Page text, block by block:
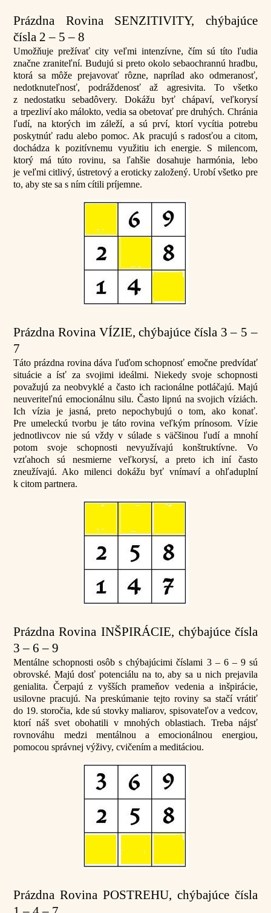
Prázdna Rovina SENZITIVITY, chýbajúce
čísla 2 – 5 – 8
Umožňuje prežívať city veľmi intenzívne, čím sú títo ľudia
značne zraniteľní. Budujú si preto okolo sebaochrannú hradbu,
ktorá sa môže prejavovať rôzne, naprílad ako odmeranosť,
nedotknuteľnosť, podráždenosť až agresivita. To všetko
z nedostatku sebadôvery. Dokážu byť chápaví, veľkorysí
a trpezliví ako málokto, vedia sa obetovať pre druhých. Chránia
ľudí, na ktorých im záleží, a sú prví, ktorí vycítia potrebu
poskytnúť radu alebo pomoc. Ak pracujú s radosťou a citom,
dochádza k pozitívnemu využitiu ich energie. S milencom,
ktorý má túto rovinu, sa ľahšie dosahuje harmónia, lebo
je veľmi citlivý, ústretový a eroticky založený. Urobí všetko pre
to, aby ste sa s ním cítili príjemne.
Prázdna Rovina VÍZIE, chýbajúce čísla 3 – 5 –
7
Táto prázdna rovina dáva ľuďom schopnosť emočne predvídať
situácie a ísť za svojimi ideálmi. Niekedy svoje schopnosti
považujú za neobvyklé a často ich racionálne potláčajú. Majú
neuveriteľnú emocionálnu silu. Často lipnú na svojich víziách.
Ich vízia je jasná, preto nepochybujú o tom, ako konať.
Pre umeleckú tvorbu je táto rovina veľkým prínosom. Vízie
jednotlivcov nie sú vždy v súlade s väčšinou ľudí a mnohí
potom svoje schopnosti nevyužívajú konštruktívne. Vo
vzťahoch sú nesmierne veľkorysí, a preto ich iní často
zneužívajú. Ako milenci dokážu byť vnímaví a ohľaduplní
k citom partnera.
Prázdna Rovina INŠPIRÁCIE, chýbajúce čísla
3 – 6 – 9
Mentálne schopnosti osôb s chýbajúcimi číslami 3 – 6 – 9 sú
obrovské. Majú dosť potenciálu na to, aby sa u nich prejavila
genialita. Čerpajú z vyšších prameňov vedenia a inšpirácie,
usilovne pracujú. Na preskúmanie tejto roviny sa stačí vrátiť
do 19. storočia, kde sú stovky maliarov, spisovateľov a vedcov,
ktorí náš svet obohatili v mnohých oblastiach. Treba nájsť
rovnováhu medzi mentálnou a emocionálnou energiou,
pomocou správnej výživy, cvičením a meditáciou.
Prázdna Rovina POSTREHU, chýbajúce čísla